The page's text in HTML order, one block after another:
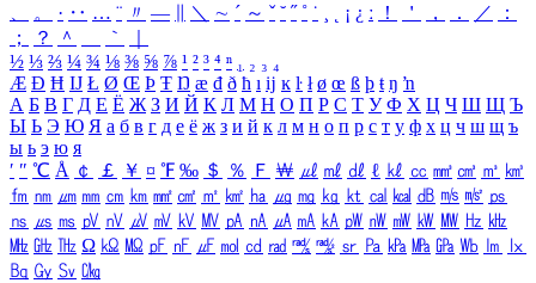
、
。 · ‥ … ¨ 〃 ― ＼ ∼ ´ ～ ˇ ˘ ˝ ˚ ˙ ¸ ¡ ¿ ː ！ ＇ ， ． ／
：
；
？ ＾ ｀
½ ⅓ ⅔ ¼ ¾ ⅛ ⅜ ⅝ ⅞ ¹ ² ³ ⁴ ⁿ ₁ ₂ ₃ ₄
Æ Ð Ħ Ĳ Ł Ø Œ Þ Ŧ Ŋ æ đ ð ħ ı ĳ ĸ ŀ ł ø œ ß þ ŧ ŋ ŉ
А Б В Г Д Е Ё Ж З И Й К Л М Н О П Р С Т У Ф Х Ц Ч Ш Щ Ъ
Ы Ь Э Ю Я а б в г д е ё ж з и й к л м н о п р с т у ф х ц ч ш щ ъ
ы ь э ю я
′ ″ ℃ Å ￠ ￡ ￥ ¤ ℉ ‰ ＄ ％ Ｆ ￦ ㎕ ㎖ ㎗ ℓ ㎘ ㏄ ㎣ ㎤ ㎥ ㎦
㎙ ㎚ ㎛ ㎜ ㎝ ㎞ ㎟ ㎠ ㎡ ㎢ ㏊ ㎍ ㎎ ㎏ ㏏ ㎈ ㎉ ㏈ ㎧ ㎨ ㎰
㎱ ㎲ ㎳ ㎴ ㎵ ㎶ ㎷ ㎸ ㎹ ㎀ ㎁ ㎂ ㎃ ㎄ ㎺ ㎻ ㎽ ㎾ ㎿ ㎐ ㎑
㎒ ㎓ ㎔ Ω ㏀ ㏁ ㎊ ㎋ ㎌ ㏖ ㏅ ㎭ ㎮ ㎯ ㏛ ㎩ ㎪ ㎫ ㎬ ㏝ ㏐
㏓
㏃ ㏉ ㏜ ㏆